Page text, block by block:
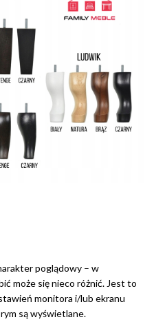
poglądowy – w
może się nieco różnić. Jest to
monitora i/lub ekranu
są wyświetlane.